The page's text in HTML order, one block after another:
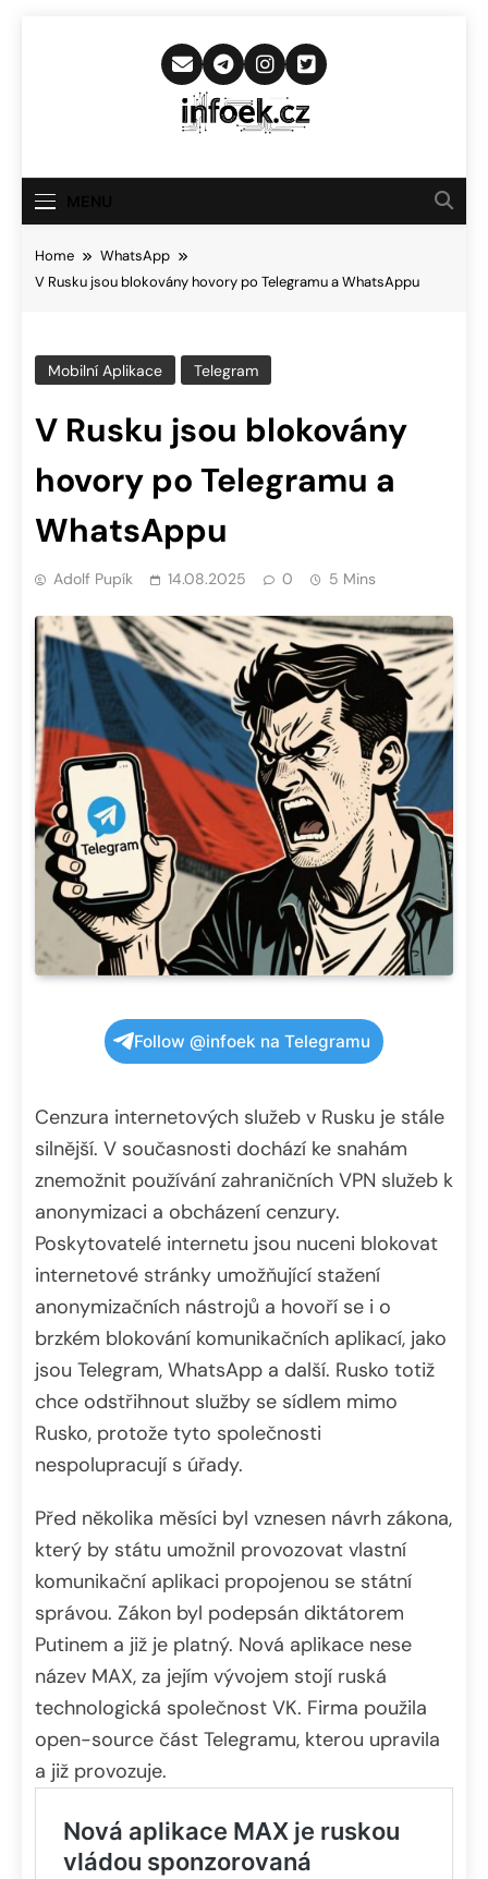
Infoek.cz
Novinkám
Home
WhatsApp
V Rusku jsou blokovány hovory po Telegramu a WhatsAppu
Mobilní Aplikace Telegram
V Rusku jsou blokovány
hovory po Telegramu a
WhatsAppu
Adolf Pupík 14.08.2025 0 5 Mins
Follow @infoek na Telegramu
Cenzura internetových služeb v Rusku je stále
silnější. V současnosti dochází ke snahám
znemožnit používání zahraničních VPN služeb k
anonymizaci a obcházení cenzury.
Poskytovatelé internetu jsou nuceni blokovat
internetové stránky umožňující stažení
anonymizačních nástrojů a hovoří se i o
brzkém blokování komunikačních aplikací, jako
jsou Telegram, WhatsApp a další. Rusko totiž
chce odstřihnout služby se sídlem mimo
Rusko, protože tyto společnosti
nespolupracují s úřady.
Před několika měsíci byl vznesen návrh zákona,
který by státu umožnil provozovat vlastní
komunikační aplikaci propojenou se státní
správou. Zákon byl podepsán diktátorem
Putinem a již je platný. Nová aplikace nese
název MAX, za jejím vývojem stojí ruská
technologická společnost VK. Firma použila
open-source část Telegramu, kterou upravila
a již provozuje.